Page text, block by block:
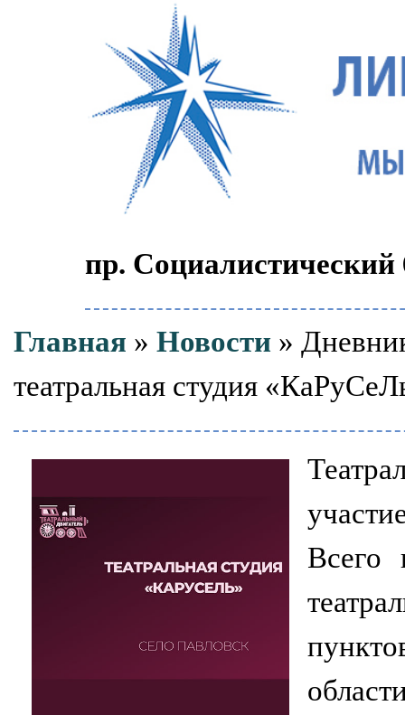
пр. Социалистический
Главная » Новости »
театральная студия
Всего